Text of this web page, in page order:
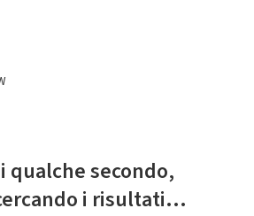
qualche secondo,
i risultati...